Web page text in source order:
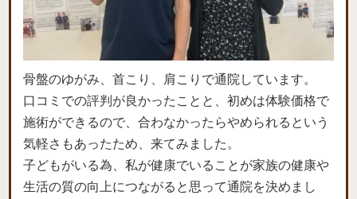
骨盤のゆがみ、首こり、肩こりで通院しています。
口コミでの評判が良かったことと、初めは体験価格で
施術ができるので、合わなかったらやめられるという
気軽さもあったため、来てみました。
子どもがいる為、私が健康でいることが家族の健康や
生活の質の向上につながると思って通院を決めまし